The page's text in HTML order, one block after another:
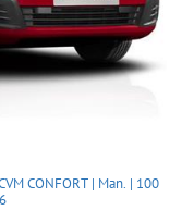
CONFORT | Man. | 100